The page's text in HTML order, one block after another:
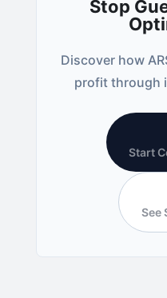
Stop
Discover how
profit through
Start
See